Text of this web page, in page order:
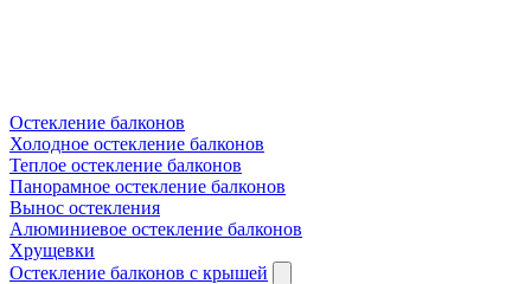
Остекление балконов
Холодное остекление балконов
Теплое остекление балконов
Панорамное остекление балконов
Вынос остекления
Алюминиевое остекление балконов
Хрущевки
Остекление балконов с крышей